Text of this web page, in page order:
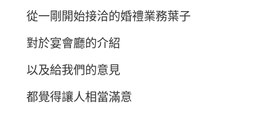
從一剛開始接洽的婚禮業務葉子
對於宴會廳的介紹
以及給我們的意見
都覺得讓人相當滿意